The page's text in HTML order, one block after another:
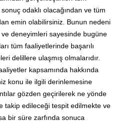
odaklı olacağından ve tüm
emin olabilirsiniz. Bunun nedeni
ve deneyimleri sayesinde bugüne
tüm faaliyetlerinde başarılı
delillere ulaşmış olmalarıdır.
kapsamında hakkında
konu ile ilgili derinlemesine
gözden geçirilerek ne yönde
takip edileceği tespit edilmekte ve
bir süre zarfında sonuca